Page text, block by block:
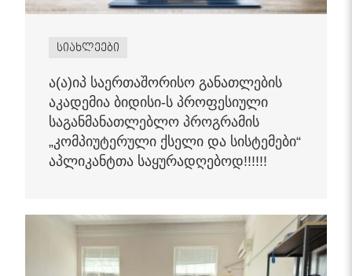
სიახლეები
ა(ა)იპ საერთაშორისო განათლების
აკადემია ბიდისი-ს პროფესიული
საგანმანათლებლო პროგრამის
„კომპიუტერული ქსელი და სისტემები“
აპლიკანტთა საყურადღებოდ!!!!!!